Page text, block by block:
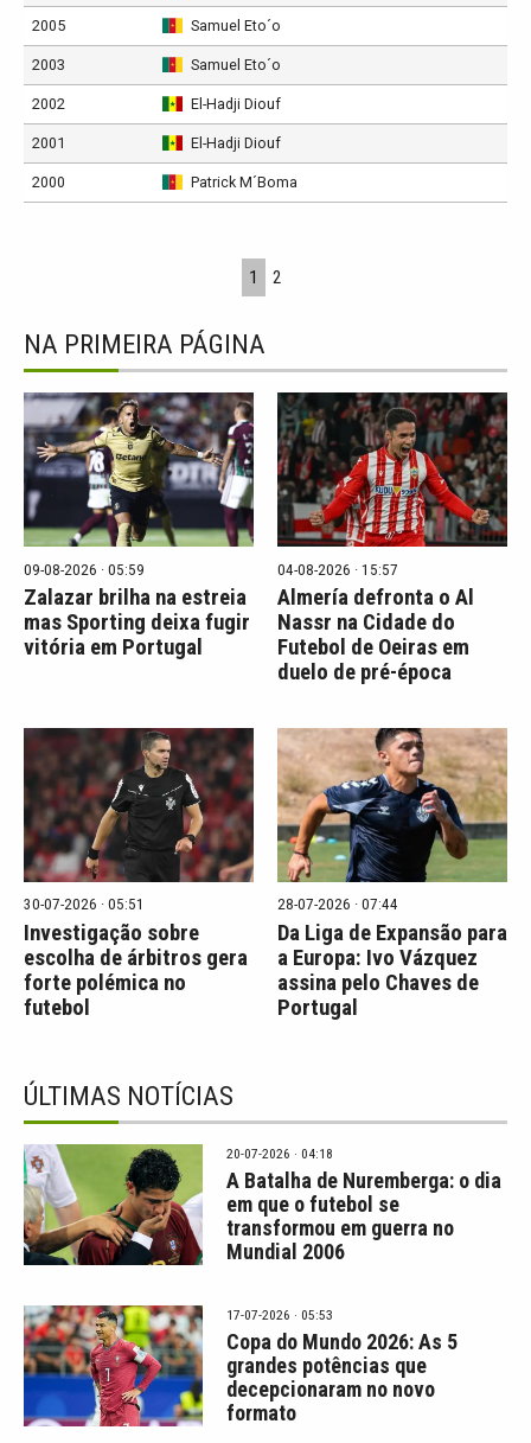
2005 Samuel Eto´o
2003 Samuel Eto´o
2002 El-Hadji Diouf
2001 El-Hadji Diouf
2000 Patrick M´Boma
1 2
NA PRIMEIRA PÁGINA
09-08-2026 · 05:59
Zalazar brilha na estreia
mas Sporting deixa fugir
vitória em Portugal
04-08-2026 · 15:57
Almería defronta o Al
Nassr na Cidade do
Futebol de Oeiras em
duelo de pré-época
30-07-2026 · 05:51
Investigação sobre
escolha de árbitros gera
forte polémica no
futebol
28-07-2026 · 07:44
Da Liga de Expansão para
a Europa: Ivo Vázquez
assina pelo Chaves de
Portugal
ÚLTIMAS NOTÍCIAS
20-07-2026 · 04:18
A Batalha de Nuremberga: o dia
em que o futebol se
transformou em guerra no
Mundial 2006
17-07-2026 · 05:53
Copa do Mundo 2026: As 5
grandes potências que
decepcionaram no novo
formato